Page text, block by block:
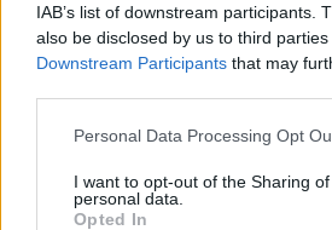
IAB’s list of downstream participants.
also be disclosed by us to third
Downstream Participants that may
Personal Data Processing Opt
I want to opt-out of the Sharing
personal data.
Opted In
Η
Πάρο με
τις πόζες της
Το μοντέλο
νησί των